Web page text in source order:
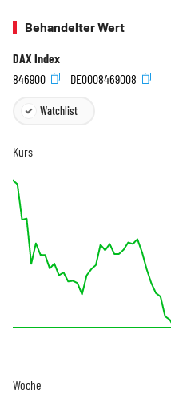
Behandelter Wert
DAX Index
846900
DE0008469008
Watchlist
Kurs
Woche